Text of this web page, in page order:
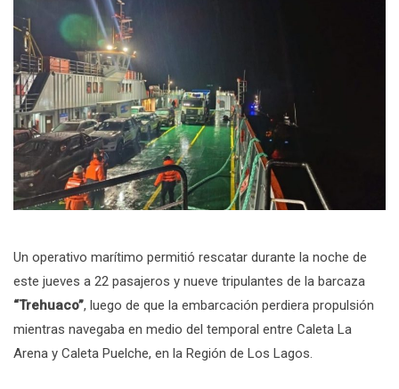
Un operativo marítimo permitió rescatar durante la noche de
este jueves a 22 pasajeros y nueve tripulantes de la barcaza
“Trehuaco”, luego de que la embarcación perdiera propulsión
mientras navegaba en medio del temporal entre Caleta La
Arena y Caleta Puelche, en la Región de Los Lagos.